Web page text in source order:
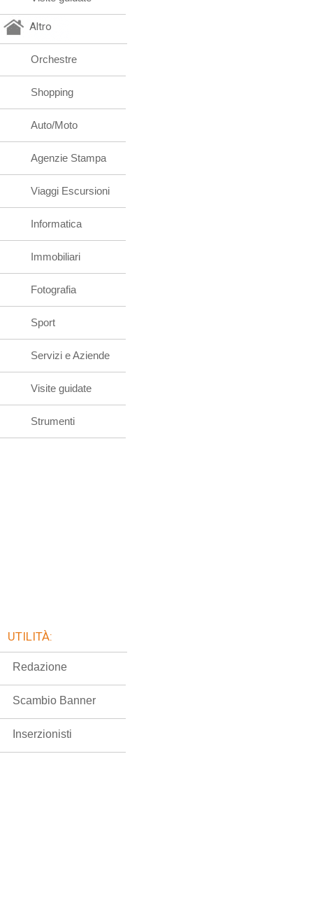
Altro
Orchestre
Shopping
Auto/Moto
Agenzie Stampa
Viaggi Escursioni
Informatica
Immobiliari
Fotografia
Sport
Servizi e Aziende
Visite guidate
Strumenti
UTILITÀ:
Redazione
Scambio Banner
Inserzionisti